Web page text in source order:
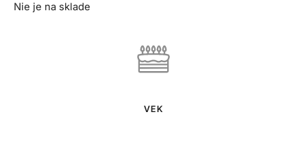
Nie je na sklade
VEK